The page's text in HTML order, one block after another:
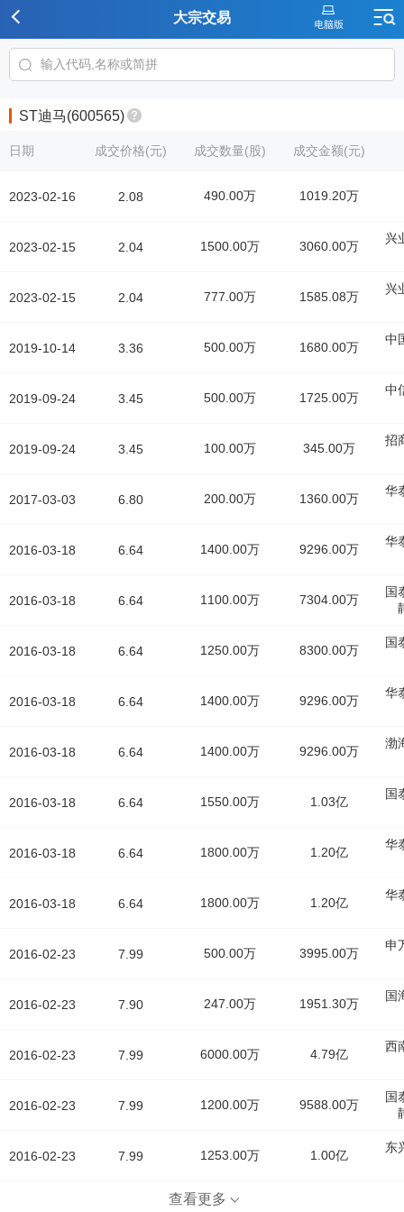
大宗交易
ST迪马(600565)
日期
2023-02-16
2023-02-15
2023-02-15
2019-10-14
2019-09-24
2019-09-24
2017-03-03
2016-03-18
2016-03-18
2016-03-18
2016-03-18
2016-03-18
2016-03-18
2016-03-18
2016-03-18
2016-02-23
2016-02-23
2016-02-23
2016-02-23
2016-02-23
成交价格(元) 成交数量(股) 成交金额(元)
2.08 490.00万 1019.20万
2.04 1500.00万 3060.00万
兴
2.04 777.00万 1585.08万
兴
3.36 500.00万 1680.00万
中
3.45 500.00万 1725.00万
中
3.45 100.00万 345.00万
招
6.80 200.00万 1360.00万
华
6.64 1400.00万 9296.00万
华
6.64 1100.00万 7304.00万
国
6.64 1250.00万 8300.00万
国
6.64 1400.00万 9296.00万
华
6.64 1400.00万 9296.00万
渤
6.64 1550.00万 1.03亿
国
6.64 1800.00万 1.20亿
华
6.64 1800.00万 1.20亿
华
7.99 500.00万 3995.00万
申
7.90 247.00万 1951.30万
国
7.99 6000.00万 4.79亿
西
7.99 1200.00万 9588.00万
国
7.99 1253.00万 1.00亿
东
查看更多